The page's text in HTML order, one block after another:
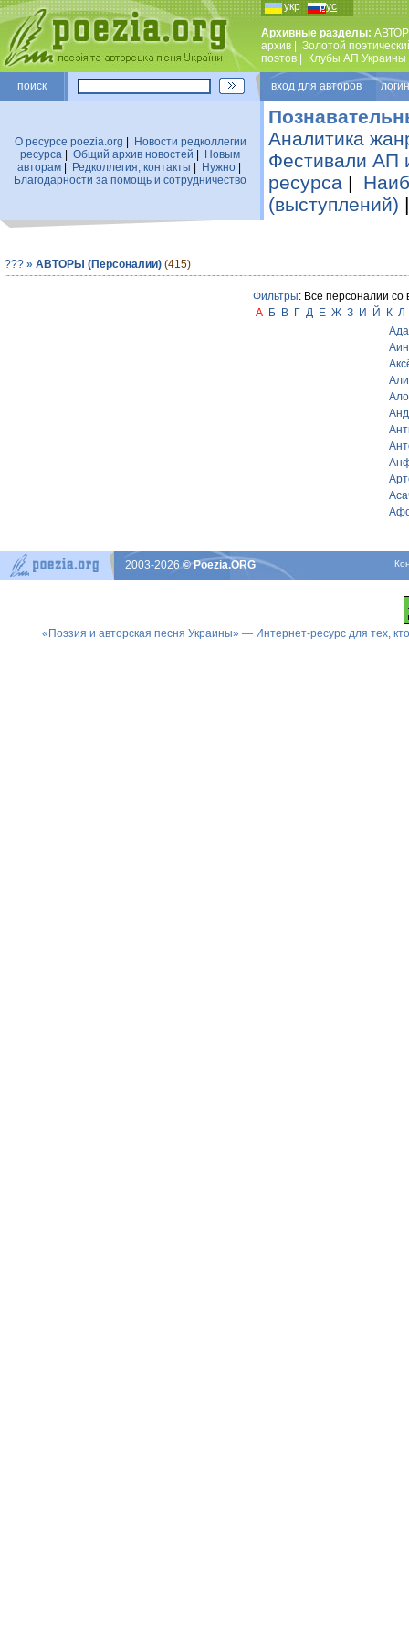
укр рус
Архивные разделы:
архив
Золотой
поэтов
Клубы АП Украины
поиск вход для авторов
О ресурсе poezia.org
Новости редколлегии
ресурса
Общий архив новостей
Новым
авторам| Редколлегия, контакты Нужно|
Благодарности за помощь и сотрудничество
Аналитика
Фестивали АП
ресурса |
(выступлений)
??? » АВТОРЫ (Персоналии) (415)
Фильтры: Все персоналии со
А
Б В Г Д Е Ж З И Й К Л
2003-2026© Poezia.ORG
«Поэзия и авторская песня Украины» — Интернет-ресурс для тех,